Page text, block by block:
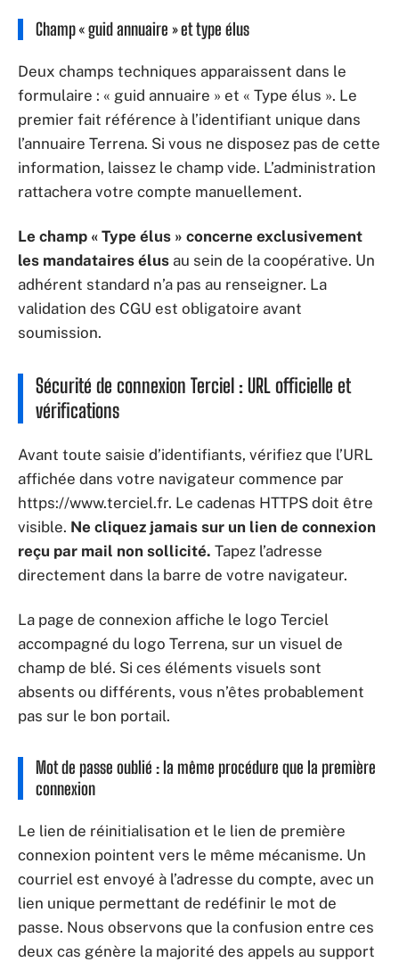
Champ « guid annuaire » et type élus
Deux champs techniques apparaissent dans le
formulaire : « guid annuaire » et « Type élus ». Le
premier fait référence à l’identifiant unique dans
l’annuaire Terrena. Si vous ne disposez pas de cette
information, laissez le champ vide. L’administration
rattachera votre compte manuellement.
Le champ « Type élus » concerne exclusivement
les mandataires élus au sein de la coopérative. Un
adhérent standard n’a pas au renseigner. La
validation des CGU est obligatoire avant
soumission.
Sécurité de connexion Terciel : URL officielle et
vérifications
Avant toute saisie d’identifiants, vérifiez que l’URL
affichée dans votre navigateur commence par
https://www.terciel.fr. Le cadenas HTTPS doit être
visible. Ne cliquez jamais sur un lien de connexion
reçu par mail non sollicité. Tapez l’adresse
directement dans la barre de votre navigateur.
La page de connexion affiche le logo Terciel
accompagné du logo Terrena, sur un visuel de
champ de blé. Si ces éléments visuels sont
absents ou différents, vous n’êtes probablement
pas sur le bon portail.
Mot de passe oublié : la même procédure que la première
connexion
Le lien de réinitialisation et le lien de première
connexion pointent vers le même mécanisme. Un
courriel est envoyé à l’adresse du compte, avec un
lien unique permettant de redéfinir le mot de
passe. Nous observons que la confusion entre ces
deux cas génère la majorité des appels au support